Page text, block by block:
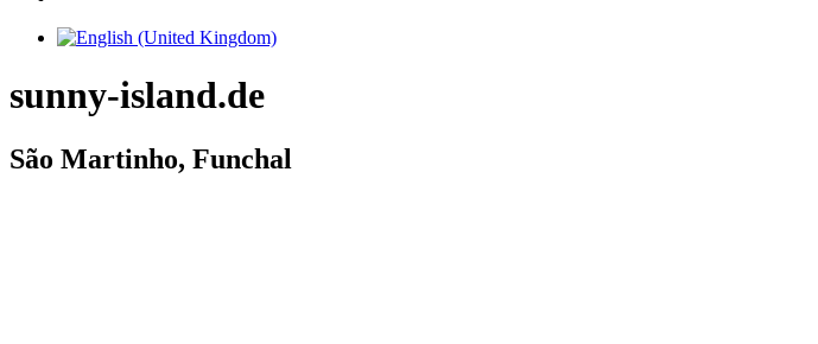
sunny-island.de
São Martinho, Funchal